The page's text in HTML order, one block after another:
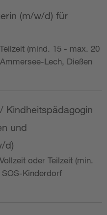
(m/w/d) für
(mind. 15 - max. 20
Lech, Dießen
Kindheitspädagogin
und
d)
oder Teilzeit (min.
Kinderdorf